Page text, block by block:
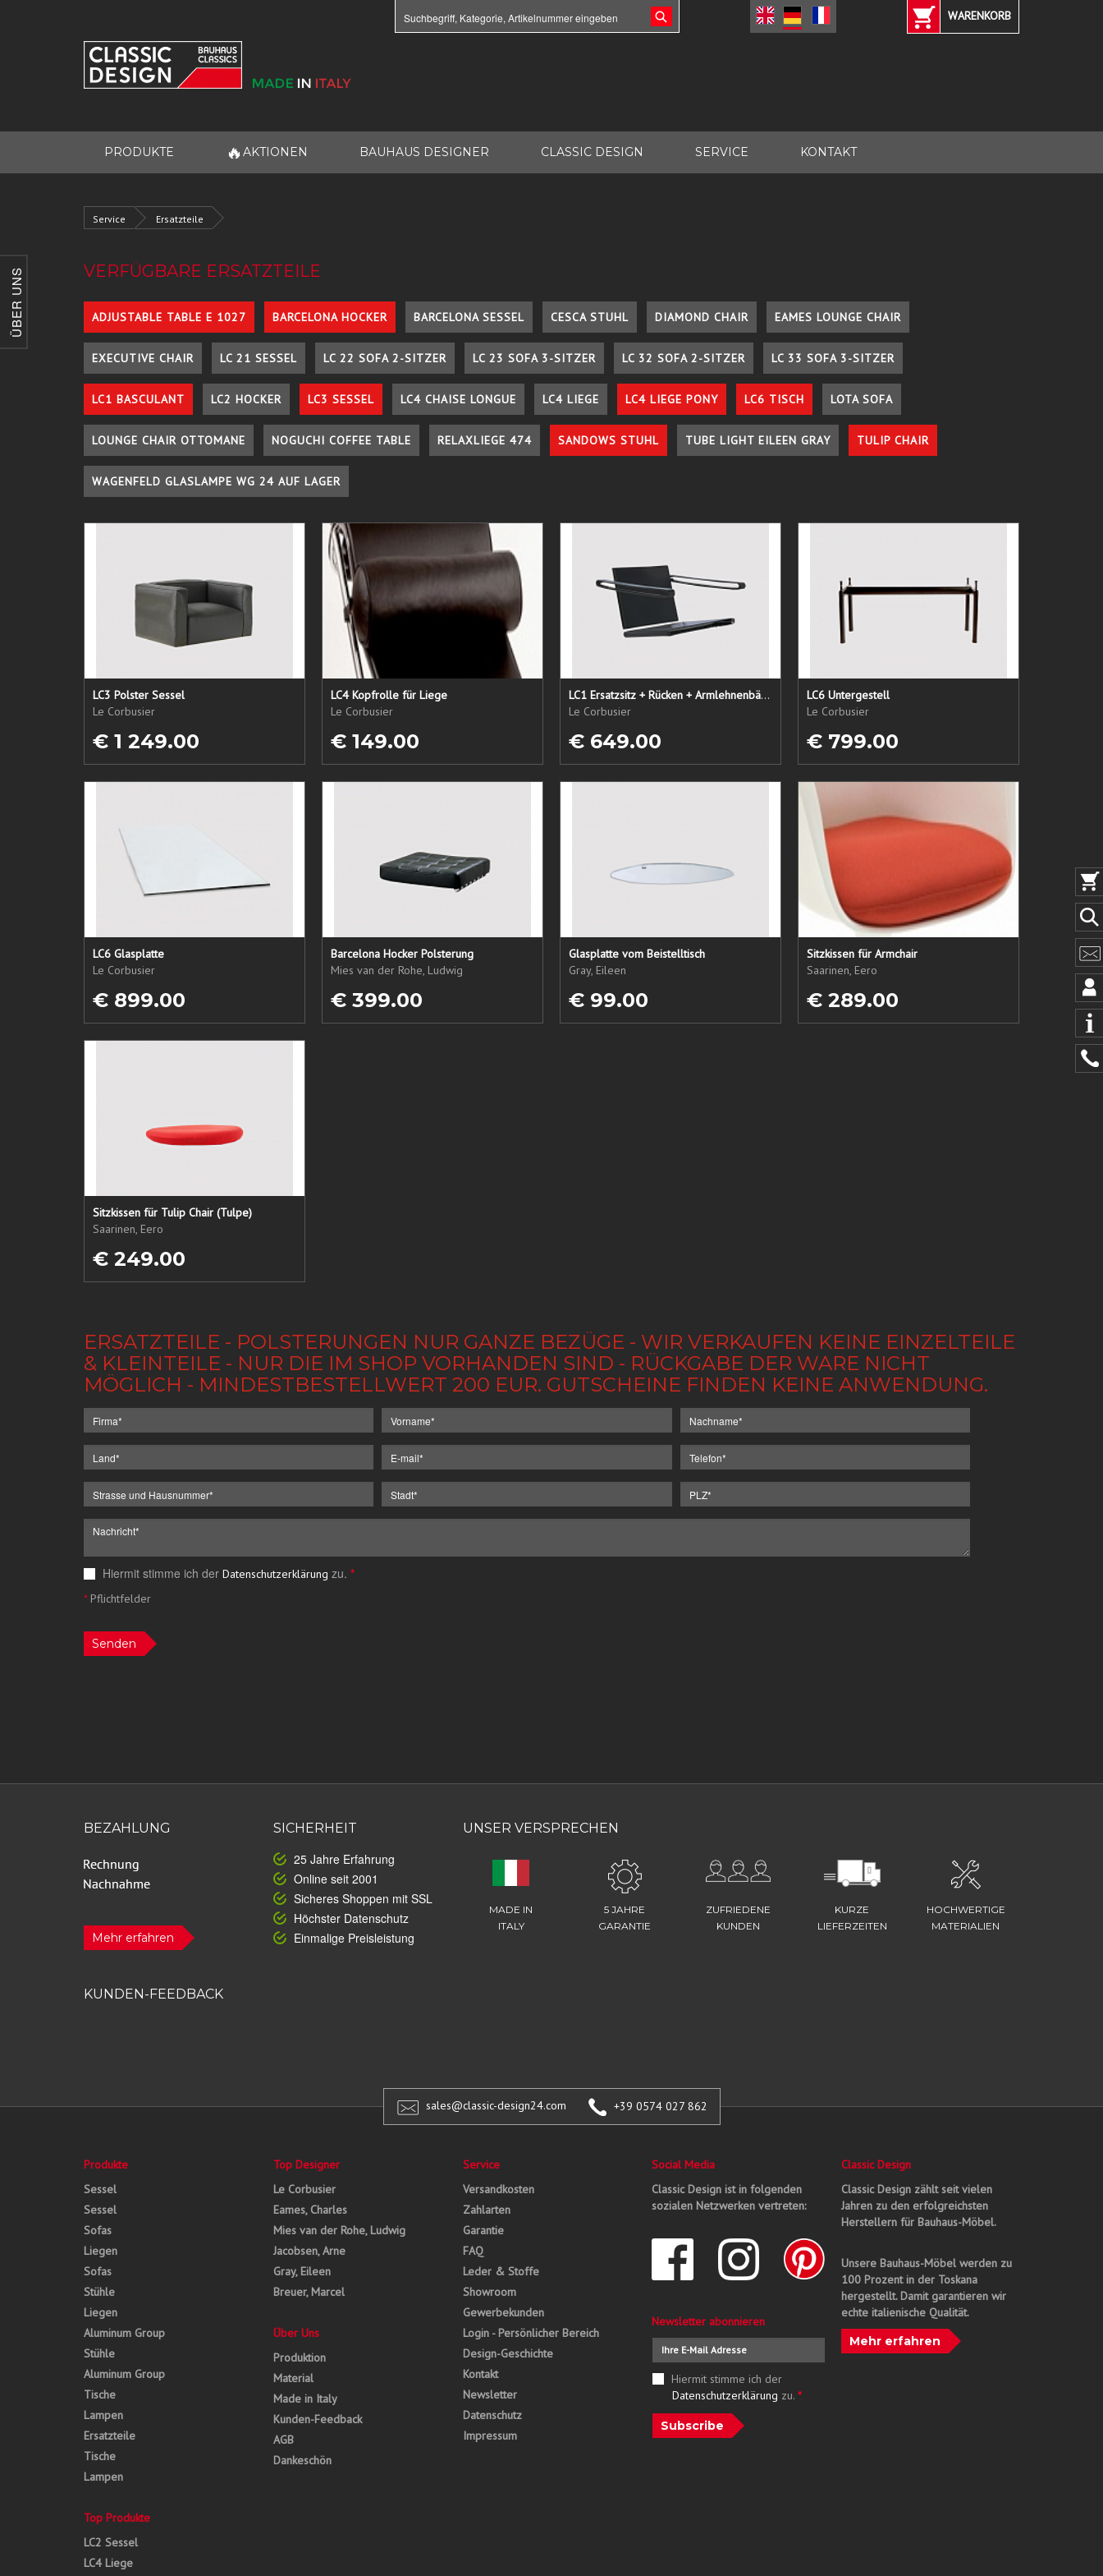
ÜBER UNS
WARENKORB
PRODUKTE 🔥 AKTIONEN BAUHAUS DESIGNER CLASSIC DESIGN SERVICE KONTAKT
Service Ersatzteile
VERFÜGBARE ERSATZTEILE
ADJUSTABLE TABLE E 1027 BARCELONA HOCKER BARCELONA SESSEL CESCA STUHL DIAMOND CHAIR EAMES LOUNGE CHAIR
EXECUTIVE CHAIR LC 21 SESSEL LC 22 SOFA 2-SITZER LC 23 SOFA 3-SITZER LC 32 SOFA 2-SITZER LC 33 SOFA 3-SITZER
LC1 BASCULANT LC2 HOCKER LC3 SESSEL LC4 CHAISE LONGUE LC4 LIEGE LC4 LIEGE PONY LC6 TISCH LOTA SOFA
LOUNGE CHAIR OTTOMANE NOGUCHI COFFEE TABLE RELAXLIEGE 474 SANDOWS STUHL TUBE LIGHT EILEEN GRAY TULIP CHAIR
WAGENFELD GLASLAMPE WG 24 AUF LAGER
LC3 Polster Sessel
Le Corbusier
€ 1 249.00
LC4 Kopfrolle für Liege
Le Corbusier
€ 149.00
LC1 Ersatzsitz + Rücken + Armlehnenbänder
Le Corbusier
€ 649.00
LC6 Untergestell
Le Corbusier
€ 799.00
LC6 Glasplatte
Le Corbusier
€ 899.00
Barcelona Hocker Polsterung
Mies van der Rohe, Ludwig
€ 399.00
Glasplatte vom Beistelltisch
Gray, Eileen
€ 99.00
Sitzkissen für Armchair
Saarinen, Eero
€ 289.00
Sitzkissen für Tulip Chair (Tulpe)
Saarinen, Eero
€ 249.00
ERSATZTEILE - POLSTERUNGEN NUR GANZE BEZÜGE - WIR VERKAUFEN KEINE EINZELTEILE
& KLEINTEILE - NUR DIE IM SHOP VORHANDEN SIND - RÜCKGABE DER WARE NICHT
MÖGLICH - MINDESTBESTELLWERT 200 EUR. GUTSCHEINE FINDEN KEINE ANWENDUNG.
Hiermit stimme ich der Datenschutzerklärung zu. *
*Pflichtfelder
Senden
BEZAHLUNG
Mehr erfahren
SICHERHEIT
25 Jahre Erfahrung
Online seit 2001
Sicheres Shoppen mit SSL
Höchster Datenschutz
Einmalige Preisleistung
UNSER VERSPRECHEN
MADE IN
ITALY
5 JAHRE
GARANTIE
ZUFRIEDENE
KUNDEN
KURZE
LIEFERZEITEN
HOCHWERTIGE
MATERIALIEN
KUNDEN-FEEDBACK
sales@classic-design24.com +39 0574 027 862
Produkte
Sessel
Sessel
Sofas
Liegen
Sofas
Stühle
Liegen
Aluminum Group
Stühle
Aluminum Group
Tische
Lampen
Ersatzteile
Tische
Lampen
Top Produkte
LC2 Sessel
LC4 Liege
Top Designer
Le Corbusier
Eames, Charles
Mies van der Rohe, Ludwig
Jacobsen, Arne
Gray, Eileen
Breuer, Marcel
Über Uns
Produktion
Material
Made in Italy
Kunden-Feedback
AGB
Dankeschön
Service
Versandkosten
Zahlarten
Garantie
FAQ
Leder & Stoffe
Showroom
Gewerbekunden
Login - Persönlicher Bereich
Design-Geschichte
Kontakt
Newsletter
Datenschutz
Impressum
Social Media
Classic Design ist in folgenden
sozialen Netzwerken vertreten:
Newsletter abonnieren
Hiermit stimme ich der
Datenschutzerklärung zu. *
Subscribe
Classic Design
Classic Design zählt seit vielen
Jahren zu den erfolgreichsten
Herstellern für Bauhaus-Möbel.
Unsere Bauhaus-Möbel werden zu
100 Prozent in der Toskana
hergestellt. Damit garantieren wir
echte italienische Qualität.
Mehr erfahren